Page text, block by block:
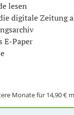
lesen
digitale Zeitung
E-Paper
Monate für 14,90 €